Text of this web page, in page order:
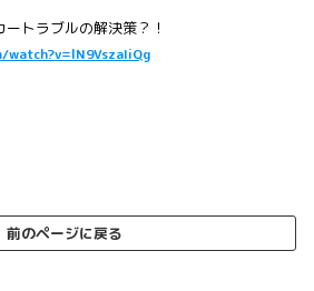
ートラブルの解決策？！
前のページに戻る